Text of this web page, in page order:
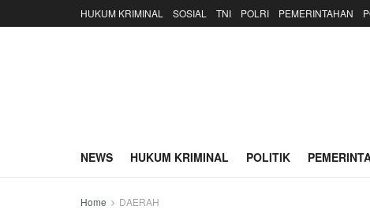
HUKUM KRIMINAL SOSIAL TNI POLRI PEMERINTAHAN
NEWS HUKUM KRIMINAL POLITIK
Home DAERAH